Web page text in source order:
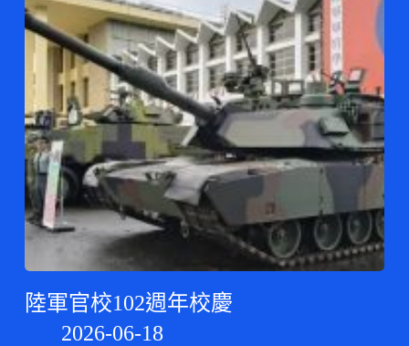
陸軍官校102週年校慶
2026-06-18